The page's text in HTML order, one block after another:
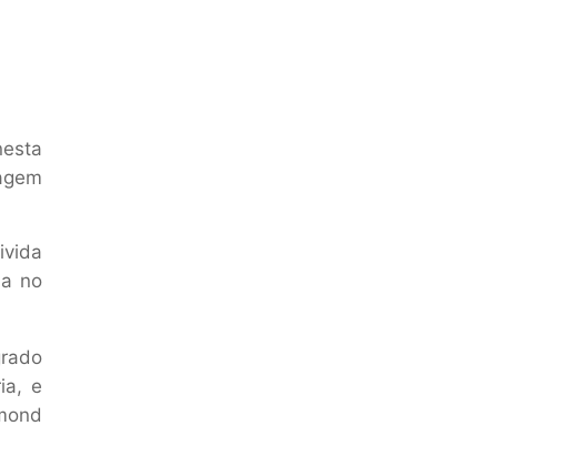
no
e